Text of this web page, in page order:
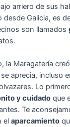
arriero de sus
desde Galicia, es
son llamados
la Maragatería
aprecia, incluso
Lo
y cuidado que
Te
elaparcamiento